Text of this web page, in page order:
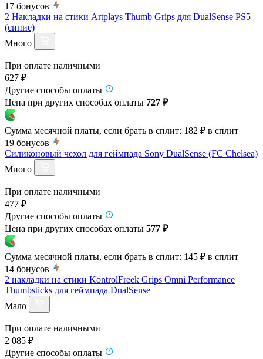
17 бонусов
2 Накладки на стики Artplays Thumb Grips для DualSense PS5
(синие)
Много
При оплате наличными
627 ₽
Другие способы оплаты
Цена при других способах оплаты 727 ₽
Сумма месячной платы, если брать в сплит: 182 ₽ в сплит
19 бонусов
Силиконовый чехол для геймпада Sony DualSense (FC Chelsea)
Много
При оплате наличными
477 ₽
Другие способы оплаты
Цена при других способах оплаты 577 ₽
Сумма месячной платы, если брать в сплит: 145 ₽ в сплит
14 бонусов
2 накладки на стики KontrolFreek Grips Omni Performance
Thumbsticks для геймпада DualSense
Мало
При оплате наличными
2 085 ₽
Другие способы оплаты